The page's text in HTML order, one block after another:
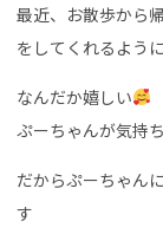
最近、お散歩から
をしてくれるよう
なんだか嬉しい
ぷーちゃんが気持
だからぷーちゃん
す